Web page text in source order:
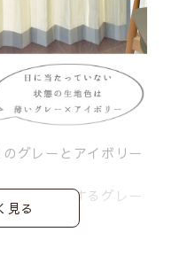
グレーとアイボリー
見え隠れするグレー
します。
見る